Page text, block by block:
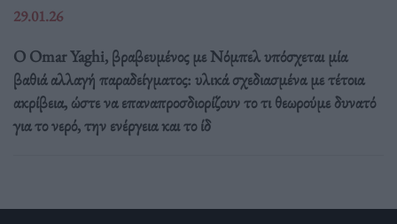
29.01.26
Ο Omar Yaghi, βραβευμένος με Νόμπελ υπόσχεται μία
βαθιά αλλαγή παραδείγματος: υλικά σχεδιασμένα με τέτοια
ακρίβεια, ώστε να επαναπροσδιορίζουν το τι θεωρούμε δυνατό
για το νερό, την ενέργεια και το ίδ